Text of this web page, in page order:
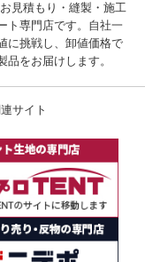
見積もり・縫製・施工
ト専門店です。自社一
に挑戦し、卸値価格で
をお届けします。
サイト